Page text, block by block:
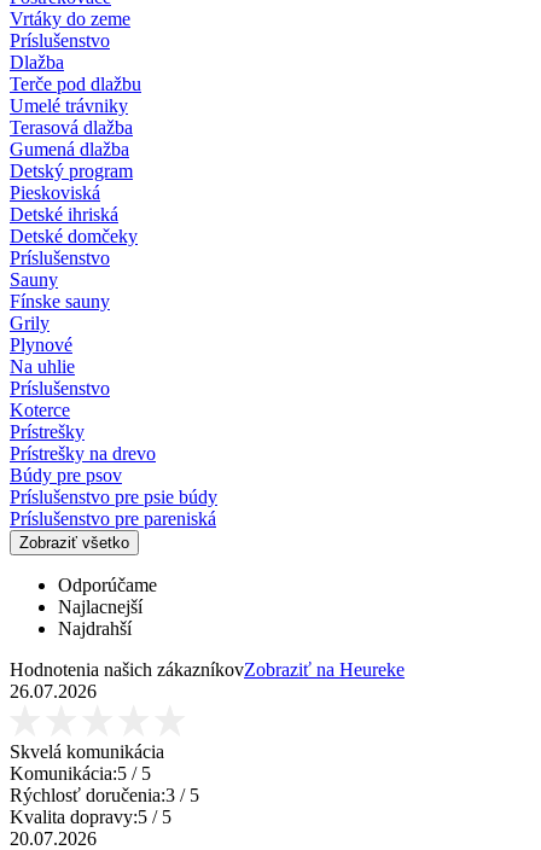
Vrtáky do zeme
Príslušenstvo
Dlažba
Terče pod dlažbu
Umelé trávniky
Terasová dlažba
Gumená dlažba
Detský program
Pieskoviská
Detské ihriská
Detské domčeky
Príslušenstvo
Sauny
Fínske sauny
Grily
Plynové
Na uhlie
Príslušenstvo
Koterce
Prístrešky
Prístrešky na drevo
Búdy pre psov
Príslušenstvo pre psie búdy
Príslušenstvo pre pareniská
Zobraziť všetko
Odporúčame
Najlacnejší
Najdrahší
Hodnotenia našich zákazníkovZobraziť na Heureke
26.07.2026
Skvelá komunikácia
Komunikácia:5 / 5
Rýchlosť doručenia:3 / 5
Kvalita dopravy:5 / 5
20.07.2026